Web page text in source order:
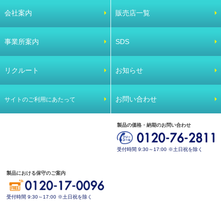
会社案内 販売店一覧
事業所案内 SDS
リクルート お知らせ
サイトのご利用にあたって お問い合わせ
製品の価格・納期のお問い合わせ
受付時間 9:30～17:00 ※土日祝を除く
製品における保守のご案内
受付時間 9:30～17:00 ※土日祝を除く